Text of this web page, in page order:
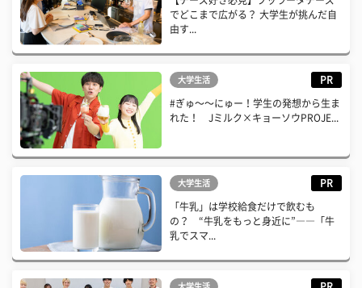
でどこまで広がる？ 大学生が挑んだ自
由す...
大学生活 PR
#ぎゅ〜〜にゅー！学生の発想から生ま
れた！ Jミルク×キョーソウPROJE...
大学生活 PR
「牛乳」は学校給食だけで飲むも
の？ “牛乳をもっと身近に”――「牛
乳でスマ...